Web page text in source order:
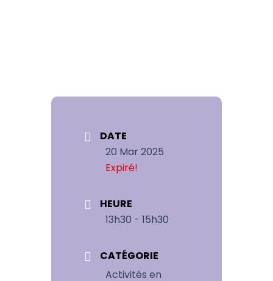
DATE
20 Mar 2025
Expiré!
HEURE
13h30 - 15h30
CATÉGORIE
Activités en